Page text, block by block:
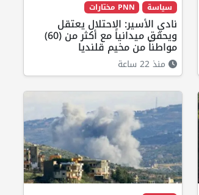
سياسة PNN مختارات
نادي الأسير: الاحتلال يعتقل
ويحقق ميدانياً مع أكثر من (60)
مواطناً من مخيم قلنديا
منذ 22 ساعة